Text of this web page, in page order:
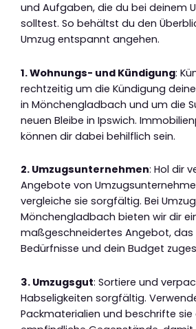
und Aufgaben, die du bei deinem
solltest. So behältst du den
Umzug entspannt angehen.
1. Wohnungs- und Kündigung:
rechtzeitig um die Kündigung
in Mönchengladbach und um die
neuen Bleibe in Ipswich.
können dir dabei behilflich sein.
2. Umzugsunternehmen: Hol dir
Angebote von
vergleiche sie sorgfältig. Bei
Mönchengladbach bieten wir dir
maßgeschneidertes Angebot, das
Bedürfnisse und dein Budget
3. Umzugsgut: Sortiere und
Habseligkeiten sorgfältig.
Packmaterialien und beschrifte sie